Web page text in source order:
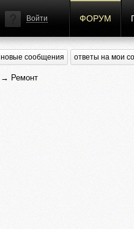
Войти ФОРУМ
новые сообщения ответы на мои
→ Ремонт